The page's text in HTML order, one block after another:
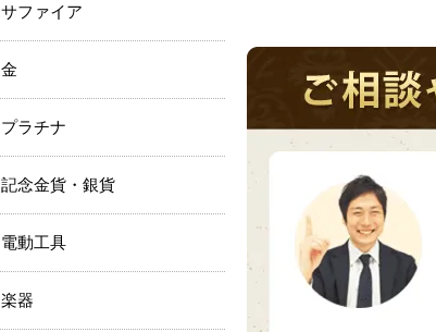
サファイア
金
プラチナ
記念金貨・銀貨
電動工具
楽器